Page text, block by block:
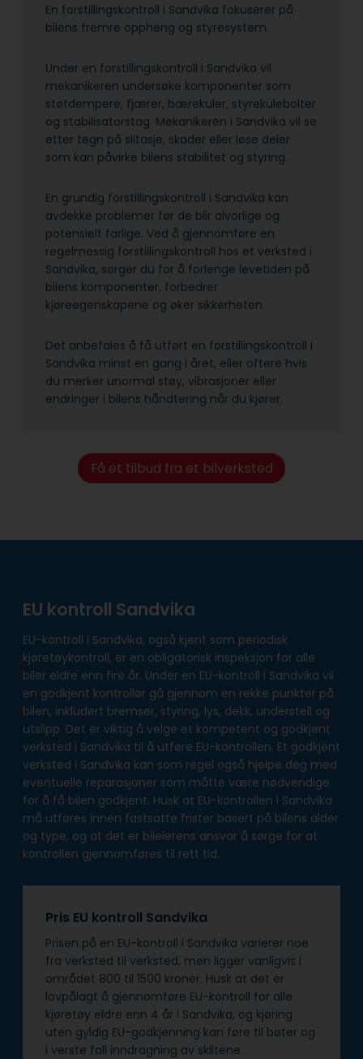
En forstillingskontroll i Sandvika fokuserer på
bilens fremre oppheng og styresystem.
Under en forstillingskontroll i Sandvika vil
mekanikeren undersøke komponenter som
støtdempere, fjærer, bærekuler, styrekulebolter
og stabilisatorstag. Mekanikeren i Sandvika vil se
etter tegn på slitasje, skader eller løse deler
som kan påvirke bilens stabilitet og styring.
En grundig forstillingskontroll i Sandvika kan
avdekke problemer før de blir alvorlige og
potensielt farlige. Ved å gjennomføre en
regelmessig forstillingskontroll hos et verksted i
Sandvika, sørger du for å forlenge levetiden på
bilens komponenter, forbedrer
kjøreegenskapene og øker sikkerheten.
Det anbefales å få utført en forstillingskontroll i
Sandvika minst en gang i året, eller oftere hvis
du merker unormal støy, vibrasjoner eller
endringer i bilens håndtering når du kjører.
Få et tilbud fra et bilverksted
EU kontroll Sandvika
EU-kontroll i Sandvika, også kjent som periodisk
kjøretøykontroll, er en obligatorisk inspeksjon for alle
biler eldre enn fire år. Under en EU-kontroll i Sandvika vil
en godkjent kontrollør gå gjennom en rekke punkter på
bilen, inkludert bremser, styring, lys, dekk, understell og
utslipp. Det er viktig å velge et kompetent og godkjent
verksted i Sandvika til å utføre EU-kontrollen. Et godkjent
verksted i Sandvika kan som regel også hjelpe deg med
eventuelle reparasjoner som måtte være nødvendige
for å få bilen godkjent. Husk at EU-kontrollen i Sandvika
må utføres innen fastsatte frister basert på bilens alder
og type, og at det er bileierens ansvar å sørge for at
kontrollen gjennomføres til rett tid.
Pris EU kontroll Sandvika
Prisen på en EU-kontroll i Sandvika varierer noe
fra verksted til verksted, men ligger vanligvis i
området 800 til 1500 kroner. Husk at det er
lovpålagt å gjennomføre EU-kontroll for alle
kjøretøy eldre enn 4 år i Sandvika, og kjøring
uten gyldig EU-godkjenning kan føre til bøter og
i verste fall inndragning av skiltene.